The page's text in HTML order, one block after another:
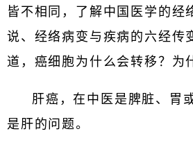
皆不相同，了解中国医学的经
说、经络病变与疾病的六经传
道，癌细胞为什么会转移？为
肝癌，在中医是脾脏、胃
是肝的问题。